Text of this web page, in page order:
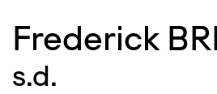
Frederick
s.d.